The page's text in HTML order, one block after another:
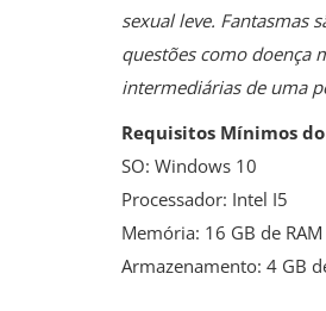
sexual leve. Fantasmas
questões como doença
intermediárias de uma
Requisitos Mínimos
SO: Windows 10
Processador: Intel I5
Memória: 16 GB de RAM
Armazenamento: 4 GB